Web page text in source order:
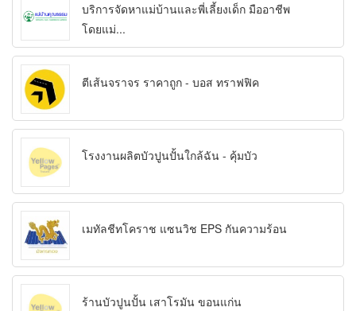
บริการจัดหาแม่บ้านและพี่เลี้ยงเด็ก มืออาชีพ
โดยแม่...
ตีเส้นจราจร ราคาถูก - บอส ทราฟฟิค
โรงงานผลิตบัวปูนปั้นใกล้ฉัน - คุ้มบัว
เมทัลชีทโคราช แซนวิช EPS กันความร้อน
ร้านบัวปูนปั้น เสาโรมัน ขอนแก่น